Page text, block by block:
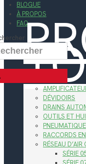
BLOGUE
À PROPOS
FAQ
DÉVIDOIRS
DRAINS
OUTILS ET
PNEUMATIQUE
RACCORDS
RÉSEAU
SÉRIE